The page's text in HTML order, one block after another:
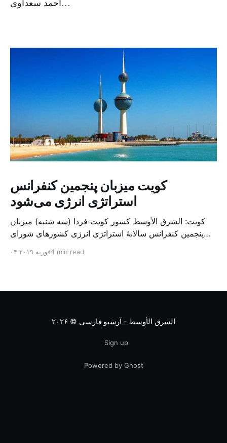
کویت میزبان پنجمین کنفرانس
استراتژی انرژی می‌شود
کویت: الشرق الأوسط کشور کویت فردا (سه شنبه) میزبان
پنجمین کنفرانس سالانهٔ استراتژی انرژی کشورهای شورای
متخصص از شرکت‌های جهانی نفت و گاز در این کنفرانس
۰۴ فوریه ۲۰۱۹1 min read
الشرق الأوسط - آرشیو فارسی © ۲۰۲۶
Sign up
Powered by Ghost